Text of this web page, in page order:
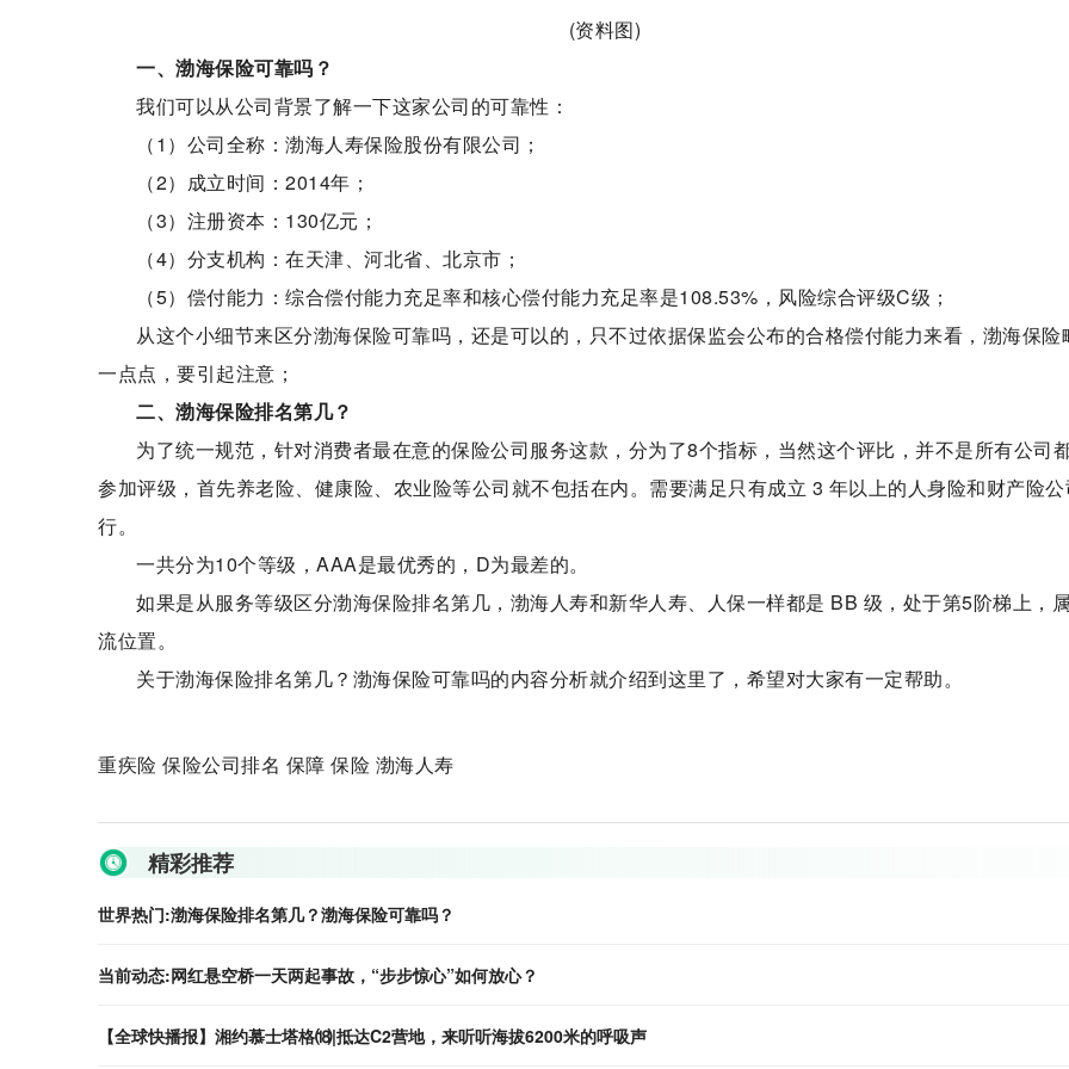
(资料图)
一、渤海保险可靠吗？
我们可以从公司背景了解一下这家公司的可靠性：
（1）公司全称：渤海人寿保险股份有限公司；
（2）成立时间：2014年；
（3）注册资本：130亿元；
（4）分支机构：在天津、河北省、北京市；
（5）偿付能力：综合偿付能力充足率和核心偿付能力充足率是108.53%，风险综合评级C级；
从这个小细节来区分渤海保险可靠吗，还是可以的，只不过依据保监会公布的合格偿付能力来看，渤海保险
一点点，要引起注意；
二、渤海保险排名第几？
为了统一规范，针对消费者最在意的保险公司服务这款，分为了8个指标，当然这个评比，并不是所有公司
参加评级，首先养老险、健康险、农业险等公司就不包括在内。需要满足只有成立 3 年以上的人身险和财产险
行。
一共分为10个等级，AAA是最优秀的，D为最差的。
如果是从服务等级区分渤海保险排名第几，渤海人寿和新华人寿、人保一样都是 BB 级，处于第5阶梯上，
流位置。
关于渤海保险排名第几？渤海保险可靠吗的内容分析就介绍到这里了，希望对大家有一定帮助。
重疾险 保险公司排名 保障 保险 渤海人寿
精彩推荐
世界热门:渤海保险排名第几？渤海保险可靠吗？
当前动态:网红悬空桥一天两起事故，“步步惊心”如何放心？
【全球快播报】湘约慕士塔格⒅|抵达C2营地，来听听海拔6200米的呼吸声